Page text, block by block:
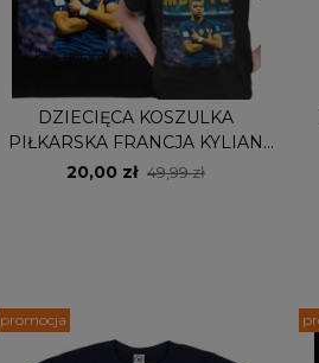
DZIECIĘCA KOSZULKA
PIŁKARSKA FRANCJA KYLIAN
MBAPPE
20,00 zł 49,99 zł
promocja